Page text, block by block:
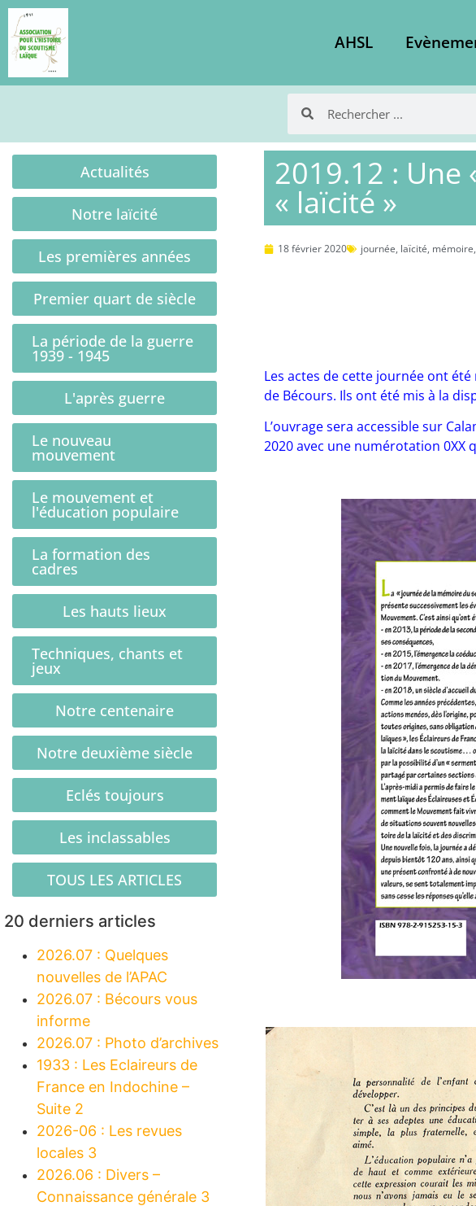
AHSL
Actualités
Notre laïcité
Les premières années
Premier quart de siècle
La période de la guerre
1939 - 1945
L'après guerre
Le nouveau
mouvement
Le mouvement et
l'éducation populaire
La formation des
cadres
Les hauts lieux
Techniques, chants et
jeux
Notre centenaire
Notre deuxième siècle
Eclés toujours
Les inclassables
TOUS LES ARTICLES
20 derniers articles
2026.07 : Quelques
nouvelles de l’APAC
2026.07 : Bécours vous
informe
2026.07 : Photo d’archives
1933 : Les Eclaireurs de
France en Indochine –
Suite 2
2026-06 : Les revues
locales 3
2026.06 : Divers –
Connaissance générale 3
2019.12 :
« laïcité »
18 février 2020 journée, laïcité, mémoire,
Les actes de cette journée ont
de Bécours. Ils ont été mis à la
L’ouvrage sera accessible sur
2020 avec une numérotation 0XX